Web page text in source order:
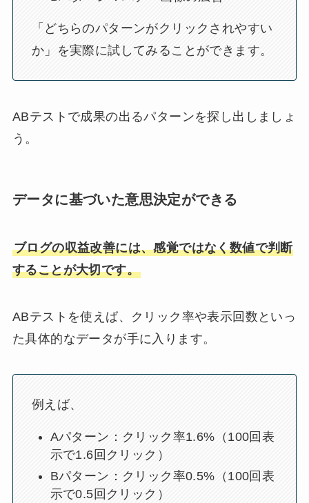
「どちらのパターンがクリックされやすい
か」を実際に試してみることができます。
ABテストで成果の出るパターンを探し出しましょ
う。
データに基づいた意思決定ができる
ブログの収益改善には、感覚ではなく数値で判断
することが大切です。
ABテストを使えば、クリック率や表示回数といっ
た具体的なデータが手に入ります。
例えば、
Aパターン：クリック率1.6%（100回表
示で1.6回クリック）
Bパターン：クリック率0.5%（100回表
示で0.5回クリック）